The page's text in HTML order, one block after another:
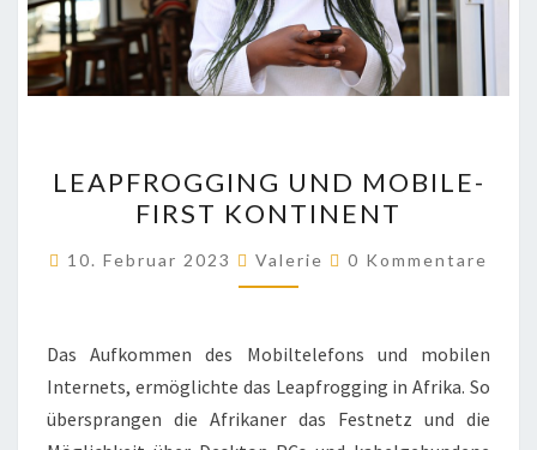
UND
MOBILE-
FIRST
KONTINENT
LEAPFROGGING UND MOBILE-
FIRST KONTINENT
10. Februar 2023 Valerie Kommentare
0 Kommentare
Das Aufkommen des Mobiltelefons und mobilen
Internets, ermöglichte das Leapfrogging in Afrika. So
übersprangen die Afrikaner das Festnetz und die